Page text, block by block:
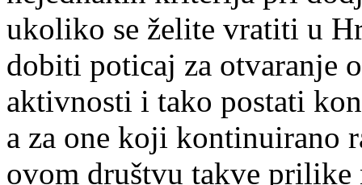
ukoliko se želite vratiti u
dobiti poticaj za otvaranje
aktivnosti i tako postati
a za one koji kontinuirano
ovom društvu takve prilike